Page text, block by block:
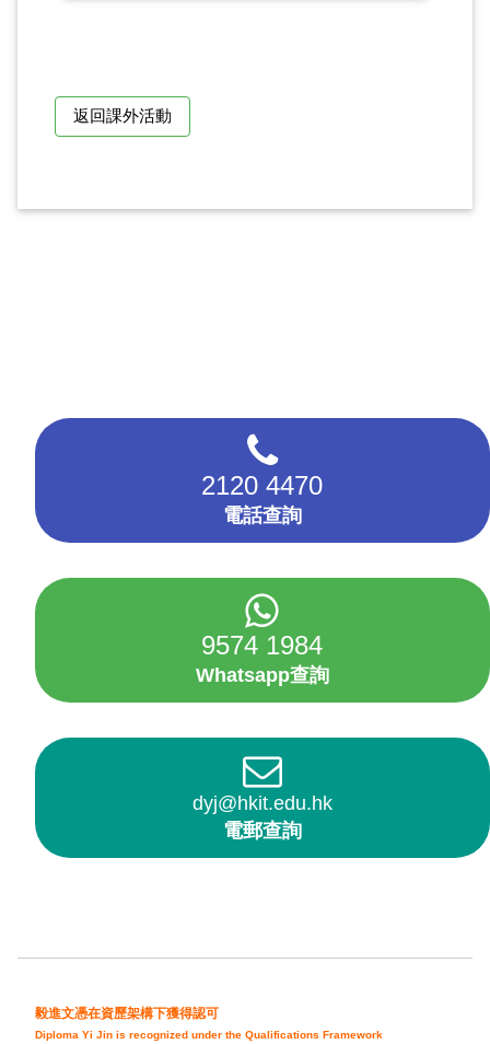
返回課外活動
2120 4470
電話查詢
9574 1984
Whatsapp查詢
dyj@hkit.edu.hk
電郵查詢
毅進文憑在資歷架構下獲得認可
Diploma Yi Jin is recognized under the Qualifications Framework